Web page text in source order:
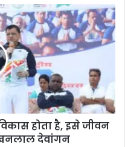
होता है, इसे जीवन
देवांगन